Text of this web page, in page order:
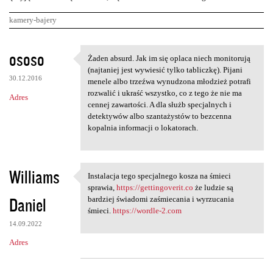
kamery-bajery
K
o
m
e
r
z
e
ososo
30.12.2016
Adres
Żaden absurd. Jak im się
Żaden absurd. Jak im się oplaca niech monitorują
(najtaniej jest wywiesić tylko tabliczkę). Pijani
menele albo trzeźwa wynudzona młodzież potrafi
rozwalić i ukraść wszystko, co z tego że nie ma
cennej zawartości. A dla służb specjalnych i
detektywów albo szantażystów to bezcenna
kopalnia informacji o lokatorach.
Williams
Daniel
14.09.2022
Adres
Instalacja tego specjalnego
Instalacja tego specjalnego kosza na śmieci
sprawia, https://gettingoverit.co że ​​ludzie są
bardziej świadomi zaśmiecania i wyrzucania
śmieci. https://wordle-2.com